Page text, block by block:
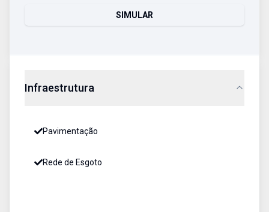
SIMULAR
Infraestrutura
Pavimentação
Rede de Esgoto